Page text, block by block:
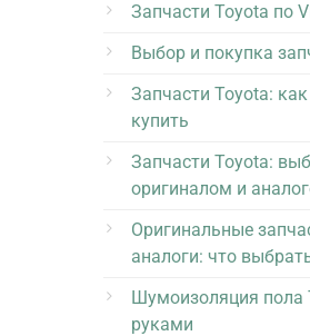
Запчасти Toyota по
Выбор и покупка
Запчасти Toyota:
купить
Запчасти Toyota:
оригиналом и
Оригинальные
аналоги: что
Шумоизоляция пола
руками